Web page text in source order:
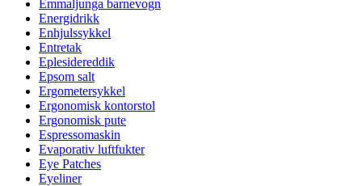
Emmaljunga barnevogn
Energidrikk
Enhjulssykkel
Entretak
Eplesidereddik
Epsom salt
Ergometersykkel
Ergonomisk kontorstol
Ergonomisk pute
Espressomaskin
Evaporativ luftfukter
Eye Patches
Eyeliner